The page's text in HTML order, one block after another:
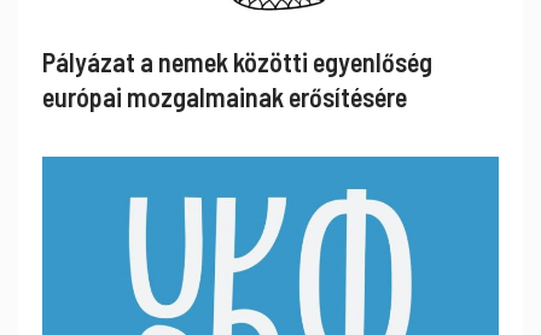
Pályázat a nemek közötti egyenlőség
európai mozgalmainak erősítésére